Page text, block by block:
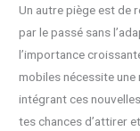
Un autre piège est de
par le passé sans
l’importance
mobiles nécessite
intégrant ces
tes chances d’attirer